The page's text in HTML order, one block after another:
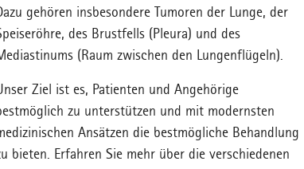
gehören insbesondere Tumoren der Lunge, der
des Brustfells (Pleura) und des
(Raum zwischen den Lungenflügeln).
Ziel ist es, Patienten und Angehörige
zu unterstützen und mit modernsten
Ansätzen die bestmögliche Behandlung
bieten. Erfahren Sie mehr über die verschiedenen